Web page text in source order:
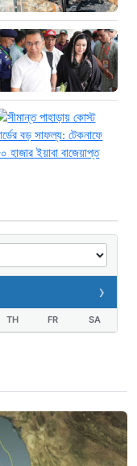
স্থিতাবস্থা বজায় রাখার
অনুমতি পেল সরকার
বিদ্যুৎ প্রকল্প
প্রধানমন্ত্রী
›
TH FR SA